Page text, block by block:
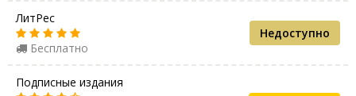
ЛитРес
Бесплатно
Недоступно
Подписные издания